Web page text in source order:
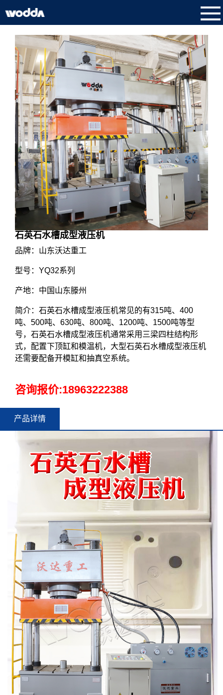
石英石水槽成型液压机
品牌：山东沃达重工
型号：YQ32系列
产地：中国山东滕州
简介：石英石水槽成型液压机常见的有315吨、400
吨、500吨、630吨、800吨、1200吨、1500吨等型
号，石英石水槽成型液压机通常采用三梁四柱结构形
式，配置下顶缸和模温机，大型石英石水槽成型液压机
还需要配备开模缸和抽真空系统。
咨询报价:18963222388
产品详情